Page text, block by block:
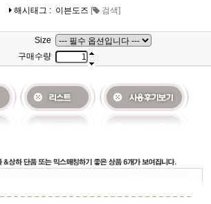
해시태그 : 이븐도즈 [ 검색]
Size
구매수량